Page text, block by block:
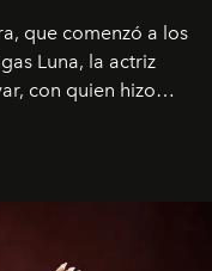
que comenzó a los
Luna, la actriz
con quien hizo
Europa y